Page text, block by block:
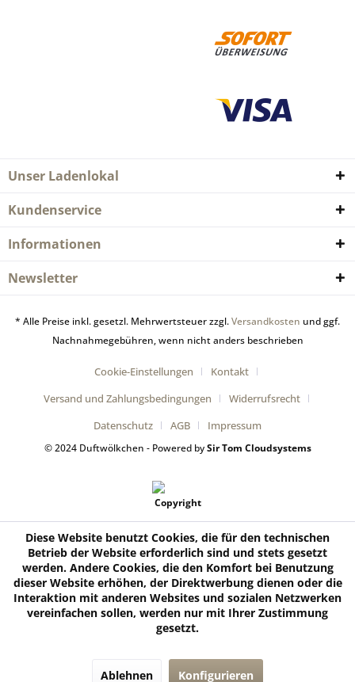
Unser Ladenlokal
Kundenservice
Informationen
Newsletter
* Alle Preise inkl. gesetzl. Mehrwertsteuer zzgl.Versandkosten und ggf.
Nachnahmegebühren, wenn nicht anders beschrieben
Cookie-Einstellungen
Kontakt
Versand und Zahlungsbedingungen
Widerrufsrecht
Datenschutz
AGB Impressum
© 2024 Duftwölkchen - Powered bySir Tom Cloudsystems
Diese Website benutzt Cookies, die für den technischen
Betrieb der Website erforderlich sind und stets gesetzt
werden. Andere Cookies, die den Komfort bei Benutzung
dieser Website erhöhen, der Direktwerbung dienen oder die
Interaktion mit anderen Websites und sozialen Netzwerken
vereinfachen sollen, werden nur mit Ihrer Zustimmung
gesetzt.
Ablehnen Konfigurieren